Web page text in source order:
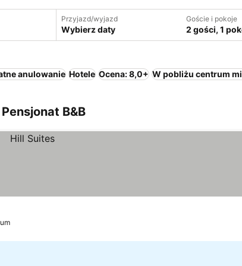
Przyjazd/wyjazd
Wybierz daty
Goście i pokoje
2 gości, 1
anulowanie Hotele Ocena: 8,0+ W pobliżu centrum
B&B